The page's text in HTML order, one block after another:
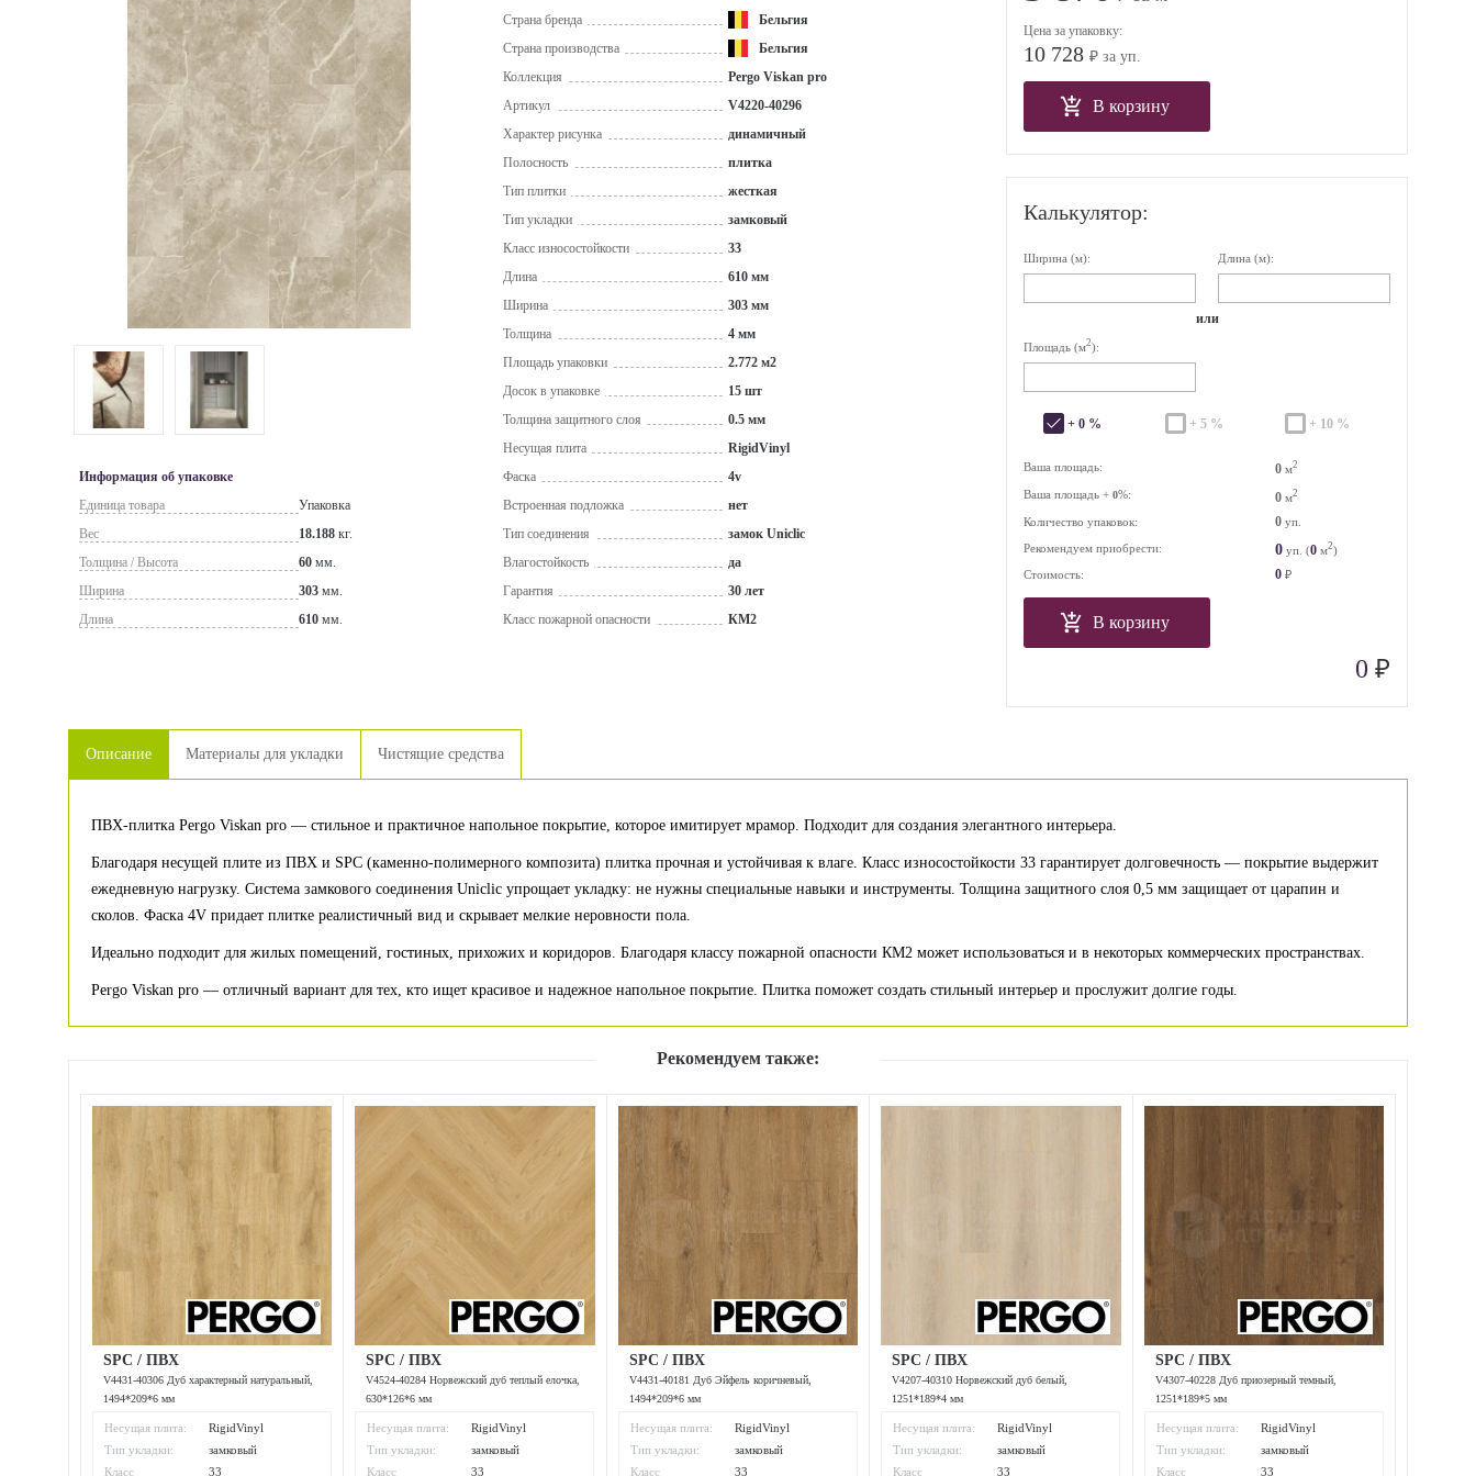
Информация об упаковке
Единица товара
Упаковка
Вес
18.188 кг.
Толщина / Высота
60 мм.
Ширина
303 мм.
Длина
610 мм.
Страна бренда
Бельгия
Страна производства
Бельгия
Коллекция
Pergo Viskan pro
Артикул
V4220-40296
Характер рисунка
динамичный
Полосность
плитка
Тип плитки
жесткая
Тип укладки
замковый
Класс износостойкости
33
Длина
610 мм
Ширина
303 мм
Толщина
4 мм
Площадь упаковки
2.772 м2
Досок в упаковке
15 шт
Толщина защитного слоя
0.5 мм
Несущая плита
RigidVinyl
Фаска
4v
Встроенная подложка
нет
Тип соединения
замок Uniclic
Влагостойкость
да
Гарантия
30 лет
Класс пожарной опасности
КМ2
Цена за упаковку:
10 728 ₽ за уп.
В корзину
Калькулятор:
Ширина (м): Длина (м):
или
Площадь (м2):
+ 0 % + 5 % + 10 %
Ваша площадь: 0 м2
Ваша площадь + 0%: 0 м2
Количество упаковок: 0 уп.
Рекомендуем приобрести:
0 уп. (0 м2)
Стоимость:
0 ₽
В корзину
0 ₽
Описание Материалы для укладки Чистящие средства
ПВХ-плитка Pergo Viskan pro — стильное и практичное напольное покрытие, которое имитирует мрамор. Подходит для создания элегантного интерьера.
Благодаря несущей плите из ПВХ и SPC (каменно-полимерного композита) плитка прочная и устойчивая к влаге. Класс износостойкости 33 гарантирует долговечность — покрытие выдержит
ежедневную нагрузку. Система замкового соединения Uniclic упрощает укладку: не нужны специальные навыки и инструменты. Толщина защитного слоя 0,5 мм защищает от царапин и
сколов. Фаска 4V придает плитке реалистичный вид и скрывает мелкие неровности пола.
Идеально подходит для жилых помещений, гостиных, прихожих и коридоров. Благодаря классу пожарной опасности КМ2 может использоваться и в некоторых коммерческих пространствах.
Pergo Viskan pro — отличный вариант для тех, кто ищет красивое и надежное напольное покрытие. Плитка поможет создать стильный интерьер и прослужит долгие годы.
Рекомендуем также:
SPC / ПВХ
V4431-40306 Дуб характерный натуральный,
1494*209*6 мм
Несущая плита:
RigidVinyl
Тип укладки:
замковый
Класс
33
SPC / ПВХ
V4524-40284 Норвежский дуб теплый елочка,
630*126*6 мм
Несущая плита:
RigidVinyl
Тип укладки:
замковый
Класс
33
SPC / ПВХ
V4431-40181 Дуб Эйфель коричневый,
1494*209*6 мм
Несущая плита:
RigidVinyl
Тип укладки:
замковый
Класс
33
SPC / ПВХ
V4207-40310 Норвежский дуб белый,
1251*189*4 мм
Несущая плита:
RigidVinyl
Тип укладки:
замковый
Класс
33
SPC / ПВХ
V4307-40228 Дуб приозерный темный,
1251*189*5 мм
Несущая плита:
RigidVinyl
Тип укладки:
замковый
Класс
33